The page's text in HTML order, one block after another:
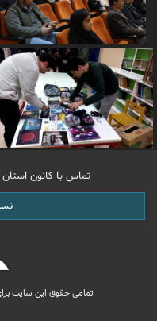
تماس با کانون استان
تمامی حقوق این سایت